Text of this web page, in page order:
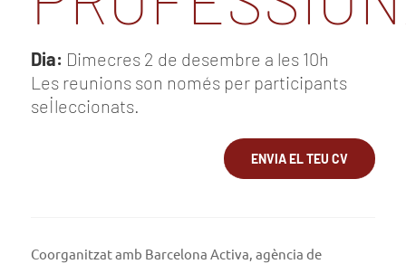
Dia: Dimecres 2 de desembre a les 10h
Les reunions son només per participants
sel·leccionats.
ENVIA EL TEU CV
Coorganitzat amb Barcelona Activa, agència de